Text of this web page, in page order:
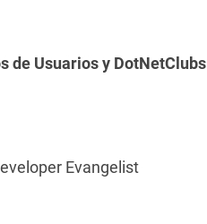
de Usuarios y DotNetClubs
Evangelist